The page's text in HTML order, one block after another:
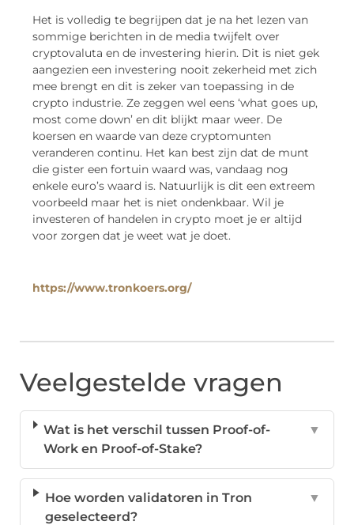
Het is volledig te begrijpen dat je na het lezen van
sommige berichten in de media twijfelt over
cryptovaluta en de investering hierin. Dit is niet gek
aangezien een investering nooit zekerheid met zich
mee brengt en dit is zeker van toepassing in de
crypto industrie. Ze zeggen wel eens ‘what goes up,
most come down’ en dit blijkt maar weer. De
koersen en waarde van deze cryptomunten
veranderen continu. Het kan best zijn dat de munt
die gister een fortuin waard was, vandaag nog
enkele euro’s waard is. Natuurlijk is dit een extreem
voorbeeld maar het is niet ondenkbaar. Wil je
investeren of handelen in crypto moet je er altijd
voor zorgen dat je weet wat je doet.
https://www.tronkoers.org/
Veelgestelde vragen
Wat is het verschil tussen Proof-of-
Work en Proof-of-Stake?
▼
Hoe worden validatoren in Tron
geselecteerd?
▼